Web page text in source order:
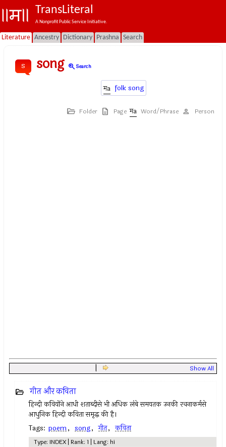
TransLiteral
A Nonprofit Public Service Initiative.
Literature Ancestry Dictionary Prashna Search
s song zoom_inSearch
folk song
Folder Page Word/Phrase Person
Show All
गीत और कविता
हिन्दी कवियोंने आधी शताब्दीसे भी अधिक लंबे समयतक उनकी रचनाकर्मसे
आधुनिक हिन्दी कविता समृद्ध की है।
Tags: poem, song, गीत, कविता
Type: INDEX | Rank: 1 | Lang: hi